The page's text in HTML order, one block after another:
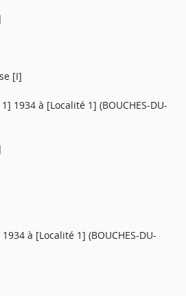
[I]
1934 à [Localité 1] (BOUCHES-DU-
à [Localité 1] (BOUCHES-DU-